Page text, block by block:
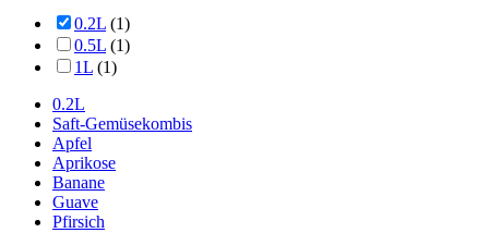
0.2L (1)
0.5L (1)
1L (1)
0.2L
Saft-Gemüsekombis
Apfel
Aprikose
Banane
Guave
Pfirsich